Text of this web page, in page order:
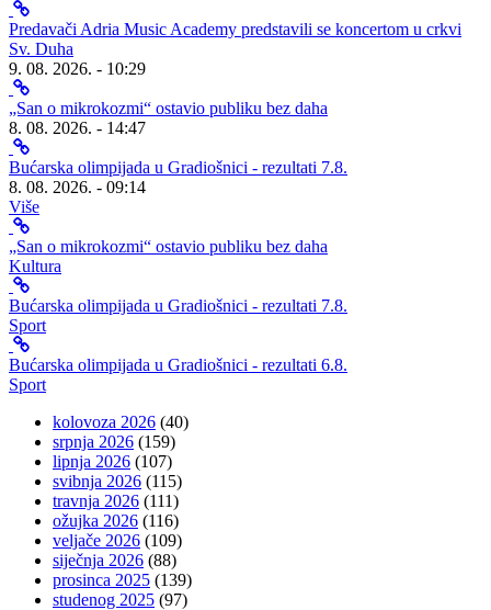
Predavači Adria Music Academy predstavili se koncertom u crkvi
Sv. Duha
9. 08. 2026. - 10:29
„San o mikrokozmi“ ostavio publiku bez daha
8. 08. 2026. - 14:47
Bućarska olimpijada u Gradiošnici - rezultati 7.8.
8. 08. 2026. - 09:14
Više
„San o mikrokozmi“ ostavio publiku bez daha
Kultura
Bućarska olimpijada u Gradiošnici - rezultati 7.8.
Sport
Bućarska olimpijada u Gradiošnici - rezultati 6.8.
Sport
kolovoza 2026 (40)
srpnja 2026 (159)
lipnja 2026 (107)
svibnja 2026 (115)
travnja 2026 (111)
ožujka 2026 (116)
veljače 2026 (109)
siječnja 2026 (88)
prosinca 2025 (139)
studenog 2025 (97)